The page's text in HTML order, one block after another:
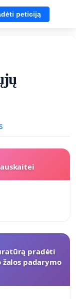
peticiją
pradėti
padarymo